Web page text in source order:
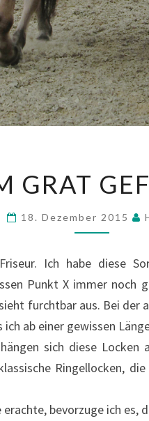
GRAT
GRAT
18. Dezember 2015
Ich habe diese
Punkt X immer noch
furchtbar aus. Bei der
ab einer gewissen
sich diese
Ringellocken,
bevorzuge ich es,